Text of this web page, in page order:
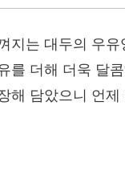
지는 대두의 우
를 더해 더욱 달
해 담았으니 언